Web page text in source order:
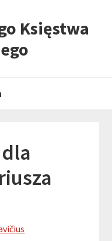
Księstwa